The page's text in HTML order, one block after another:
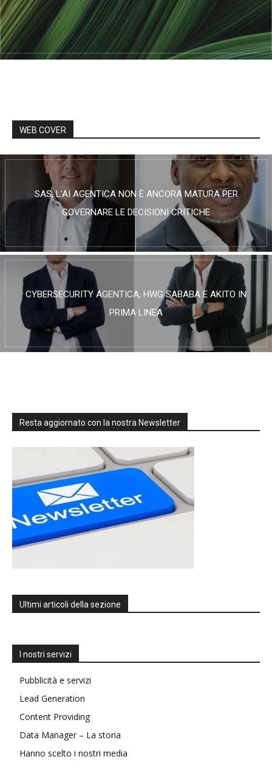
WEB COVER
SAS, L’AI AGENTICA NON È ANCORA MATURA PER
GOVERNARE LE DECISIONI CRITICHE
CYBERSECURITY AGENTICA, HWG SABABA E AKITO IN
PRIMA LINEA
Resta aggiornato con la nostra Newsletter
Ultimi articoli della sezione
I nostri servizi
Pubblicità e servizi
Lead Generation
Content Providing
Data Manager – La storia
Hanno scelto i nostri media